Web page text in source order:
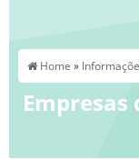
Home »
Empresas